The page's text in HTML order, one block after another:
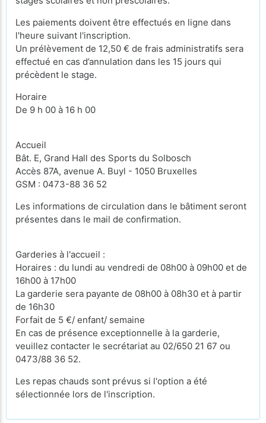
Les paiements doivent être effectués en ligne dans
l'heure suivant l'inscription.
Un prélèvement de 12,50 € de frais administratifs sera
effectué en cas d’annulation dans les 15 jours qui
précèdent le stage.
Horaire
De 9 h 00 à 16 h 00
Accueil
Bât. E, Grand Hall des Sports du Solbosch
Accès 87A, avenue A. Buyl - 1050 Bruxelles
GSM : 0473-88 36 52
Les informations de circulation dans le bâtiment seront
présentes dans le mail de confirmation.
Garderies à l'accueil :
Horaires : du lundi au vendredi de 08h00 à 09h00 et de
16h00 à 17h00
La garderie sera payante de 08h00 à 08h30 et à partir
de 16h30
Forfait de 5 €/ enfant/ semaine
En cas de présence exceptionnelle à la garderie,
veuillez contacter le secrétariat au 02/650 21 67 ou
0473/88 36 52.
Les repas chauds sont prévus si l'option a été
sélectionnée lors de l'inscription.